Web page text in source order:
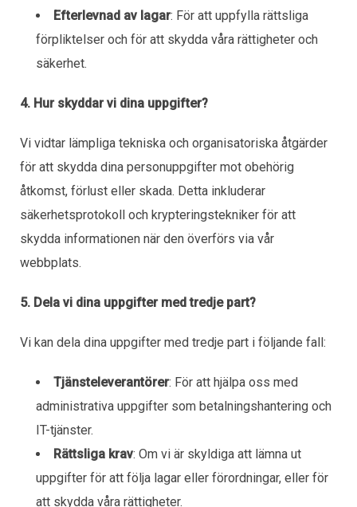
Efterlevnad av lagar: För att uppfylla rättsliga
förpliktelser och för att skydda våra rättigheter och
säkerhet.
4. Hur skyddar vi dina uppgifter?
Vi vidtar lämpliga tekniska och organisatoriska åtgärder
för att skydda dina personuppgifter mot obehörig
åtkomst, förlust eller skada. Detta inkluderar
säkerhetsprotokoll och krypteringstekniker för att
skydda informationen när den överförs via vår
webbplats.
5. Dela vi dina uppgifter med tredje part?
Vi kan dela dina uppgifter med tredje part i följande fall:
Tjänsteleverantörer: För att hjälpa oss med
administrativa uppgifter som betalningshantering och
IT-tjänster.
Rättsliga krav: Om vi är skyldiga att lämna ut
uppgifter för att följa lagar eller förordningar, eller för
att skydda våra rättigheter.